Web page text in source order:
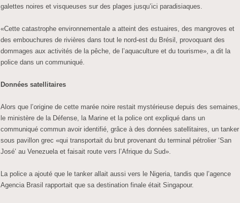
galettes noires et visqueuses sur des plages jusqu’ici paradisiaques.
«Cette catastrophe environnementale a atteint des estuaires, des mangroves et
des embouchures de rivières dans tout le nord-est du Brésil, provoquant des
dommages aux activités de la pêche, de l’aquaculture et du tourisme», a dit la
police dans un communiqué.
Données satellitaires
Alors que l’origine de cette marée noire restait mystérieuse depuis des semaines,
le ministère de la Défense, la Marine et la police ont expliqué dans un
communiqué commun avoir identifié, grâce à des données satellitaires, un tanker
sous pavillon grec «qui transportait du brut provenant du terminal pétrolier ‘San
José’ au Venezuela et faisait route vers l’Afrique du Sud».
La police a ajouté que le tanker allait aussi vers le Nigeria, tandis que l’agence
Agencia Brasil rapportait que sa destination finale était Singapour.